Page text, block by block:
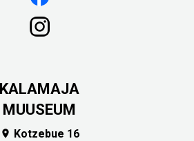
KALAMAJA
MUUSEUM
 Kotzebue 16